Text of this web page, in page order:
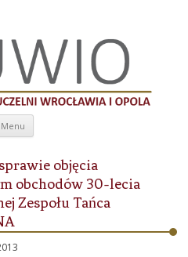
Uczelni Wrocławia i
Opola
Menu Przeskocz do treści
objęcia
obchodów 30-lecia
Zespołu Tańca